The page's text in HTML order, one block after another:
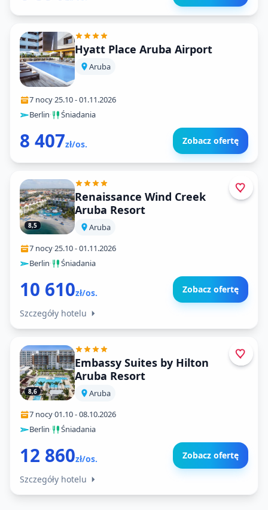
Hyatt Place Aruba Airport
Aruba
7 nocy·25.10-01.11.2026
Berlin· Śniadania
8 407zł/os. Zobacz ofertę
8,5
Renaissance Wind Creek
Aruba Resort
Aruba
7 nocy·25.10-01.11.2026
Berlin· Śniadania
10 610zł/os. Zobacz ofertę
Szczegóły hotelu
8,6
Embassy Suites by Hilton
Aruba Resort
Aruba
7 nocy·01.10-08.10.2026
Berlin· Śniadania
12 860zł/os. Zobacz ofertę
Szczegóły hotelu